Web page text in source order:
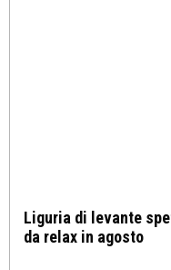
Liguria di levante
da relax in agosto